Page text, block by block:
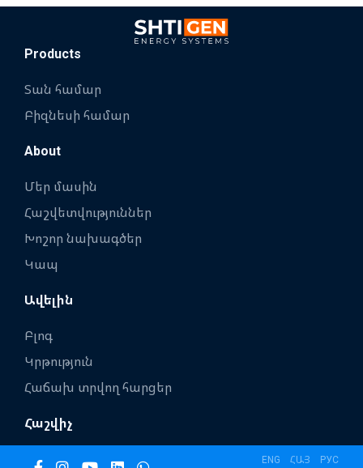
Products
Տան համար
Բիզնեսի համար
About
Մեր մասին
Հաշվետվություններ
Խոշոր նախագծեր
Կապ
Ավելին
Բլոգ
Կրթություն
Հաճախ տրվող հարցեր
Հաշվիչ
ENG ՀԱՅ РУС